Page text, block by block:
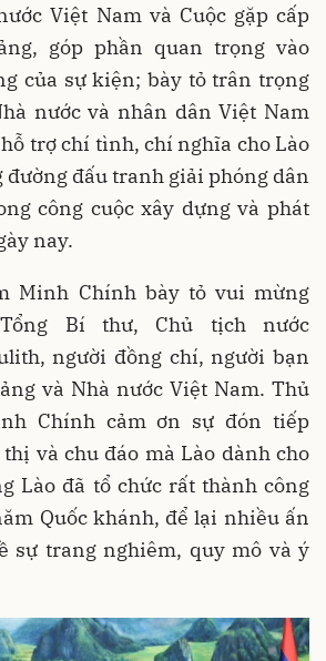
Việt Nam và Cuộc gặp cấp
góp phần quan trọng vào
của sự kiện; bày tỏ trân trọng
nước và nhân dân Việt Nam
trợ chí tình, chí nghĩa cho Lào
đường đấu tranh giải phóng dân
công cuộc xây dựng và phát
nay.
Minh Chính bày tỏ vui mừng
Bí thư, Chủ tịch nước
người đồng chí, người bạn
và Nhà nước Việt Nam. Thủ
Chính cảm ơn sự đón tiếp
và chu đáo mà Lào dành cho
Lào đã tổ chức rất thành công
Quốc khánh, để lại nhiều ấn
sự trang nghiêm, quy mô và ý